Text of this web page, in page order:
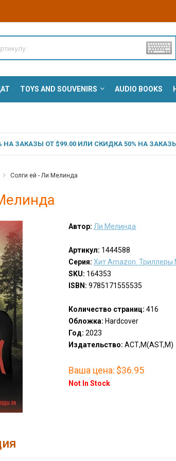
TOYS AND SOUVENIRS AUDIO BOOKS
ЗАКАЗЫ ОТ $99.00 ИЛИ СКИДКА 50% НА ЗАКАЗЫ
Солги ей - Ли Мелинда
Автор: Ли Мелинда
Артикул: 1444588
Серия: Хит Amazon.
SKU: 164353
ISBN: 9785171555535
Количество страниц: 416
Обложка: Hardcover
Год: 2023
Издательство: АСТ,М(AST,M)
Ваша цена: $36.95
Not In Stock